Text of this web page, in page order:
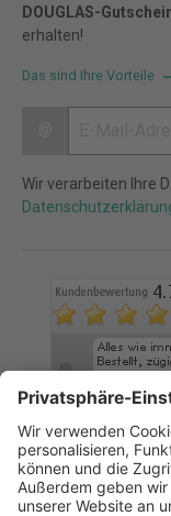
DOUGLAS-
erhalten!
Das sind Ihre Vorteile
Wir verarbeiten Ihre